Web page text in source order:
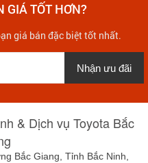
TỐT HƠN?
giá bán đặc biệt tốt nhất.
Nhận ưu đãi
& Dịch vụ Toyota Bắc
Bắc Giang, Tỉnh Bắc Ninh,